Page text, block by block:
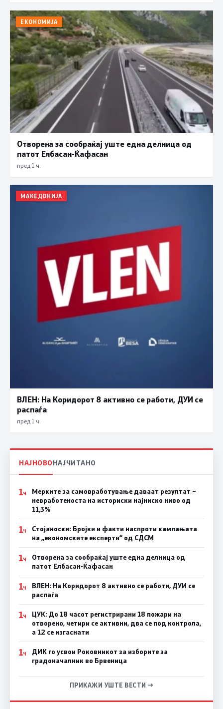
ЕКОНОМИЈА
Отворена за сообраќај уште една делница од
патот Елбасан-Ќафасан
пред 1 ч.
МАКЕДОНИЈА
ВЛЕН: На Коридорот 8 активно се работи, ДУИ се
распаѓа
пред 1 ч.
НАЈНОВОНАЈЧИТАНО
1Ч
Мерките за самовработување даваат резултат –
невработеноста на историски најниско ниво од
11,3%
1Ч
Стојаноски: Бројки и факти наспроти кампањата
на „економските експерти“ од СДСM
1Ч
Отворена за сообраќај уште една делница од
патот Елбасан-Ќафасан
1Ч
ВЛЕН: На Коридорот 8 активно се работи, ДУИ се
распаѓа
1Ч
ЦУК: До 18 часот регистрирани 18 пожари на
отворено, четири се активни, два се под контрола,
а 12 се изгаснати
1Ч
ДИК го усвои Роковникот за изборите за
градоначалник во Брвеница
ПРИКАЖИ УШТЕ ВЕСТИ →